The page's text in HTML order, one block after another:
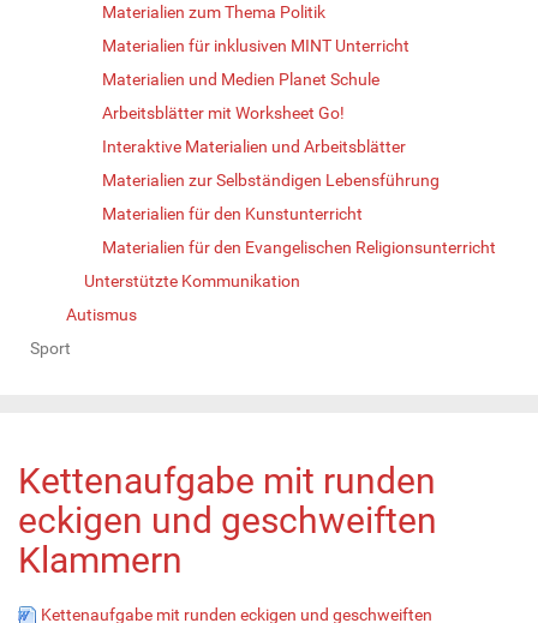
Materialien zum Thema Politik
Materialien für inklusiven MINT Unterricht
Materialien und Medien Planet Schule
Arbeitsblätter mit Worksheet Go!
Interaktive Materialien und Arbeitsblätter
Materialien zur Selbständigen Lebensführung
Materialien für den Kunstunterricht
Materialien für den Evangelischen Religionsunterricht
Unterstützte Kommunikation
Autismus
Sport
Kettenaufgabe mit runden
eckigen und geschweiften
Klammern
Kettenaufgabe mit runden eckigen und geschweiften